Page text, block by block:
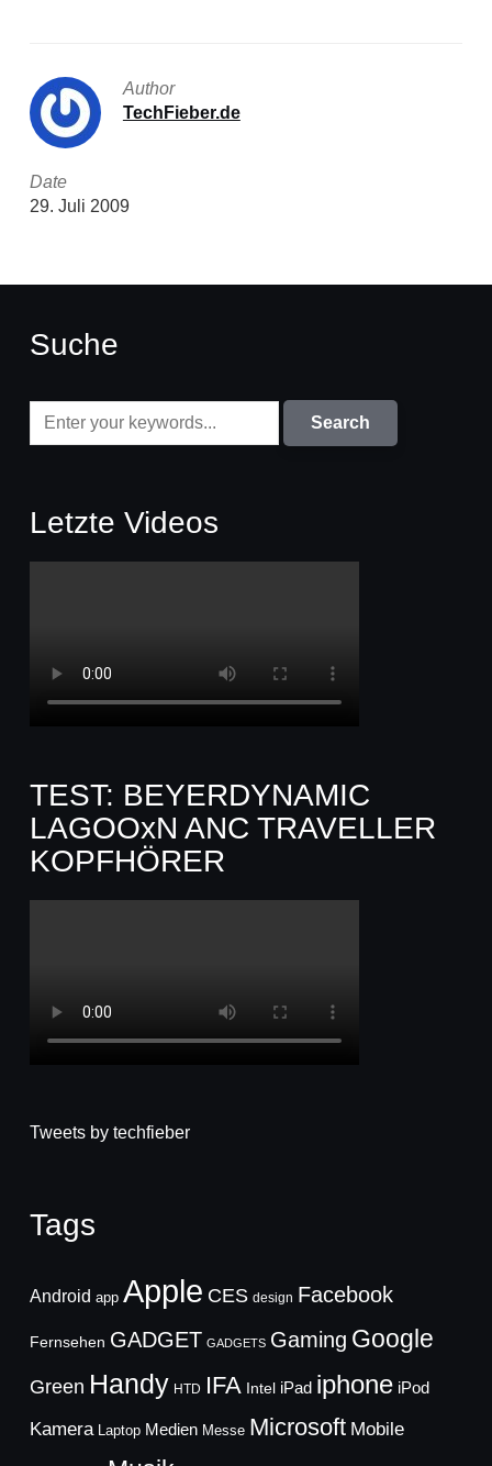
Author
TechFieber.de
Date
29. Juli 2009
Suche
Letzte Videos
TEST: BEYERDYNAMIC
LAGOOxN ANC TRAVELLER
KOPFHÖRER
Tweets by techfieber
Tags
Android app Apple CES design Facebook
Fernsehen GADGET GADGETS Gaming Google
Green Handy HTD IFA Intel iPad iphone iPod
Kamera Laptop Medien Messe Microsoft Mobile